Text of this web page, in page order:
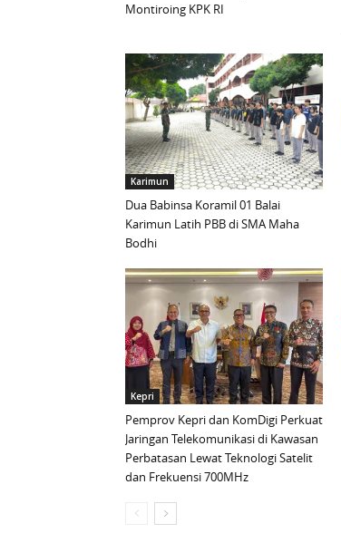
Montiroing KPK RI
Karimun
Dua Babinsa Koramil 01 Balai
Karimun Latih PBB di SMA Maha
Bodhi
Kepri
Pemprov Kepri dan KomDigi Perkuat
Jaringan Telekomunikasi di Kawasan
Perbatasan Lewat Teknologi Satelit
dan Frekuensi 700MHz